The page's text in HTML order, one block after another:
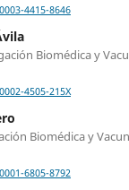
4415-8646
Biomédica y
4505-215X
Biomédica y
6805-8792